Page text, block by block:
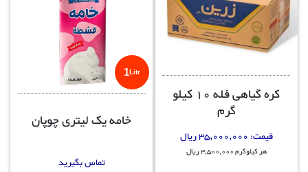
کره گیاهی فله 10 کیلو
گرم
قیمت:
هر کیلوگرم 3,500,000 ریال
1Litr
خامه یک لیتری چوپان
تماس بگیرید